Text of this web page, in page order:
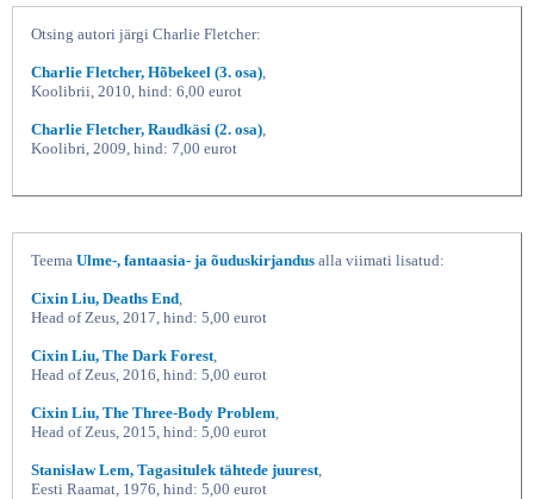
Otsing autori järgi Charlie Fletcher:
Charlie Fletcher, Hõbekeel (3. osa)
Koolibrii, 2010, hind: 6,00 eurot
Charlie Fletcher, Raudkäsi (2. osa)
Koolibri, 2009, hind: 7,00 eurot
Teema Ulme-, fantaasia- ja õuduskirjandus alla viimati lisatud:
Cixin Liu, Deaths End
Head of Zeus, 2017, hind: 5,00 eurot
Cixin Liu, The Dark Forest
Head of Zeus, 2016, hind: 5,00 eurot
Cixin Liu, The Three-Body Problem
Head of Zeus, 2015, hind: 5,00 eurot
Stanisław Lem, Tagasitulek tähtede juurest
Eesti Raamat, 1976, hind: 5,00 eurot